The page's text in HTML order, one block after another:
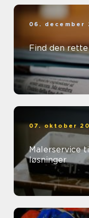
06. december
Find den
07. oktober
Malerservice
løsninger